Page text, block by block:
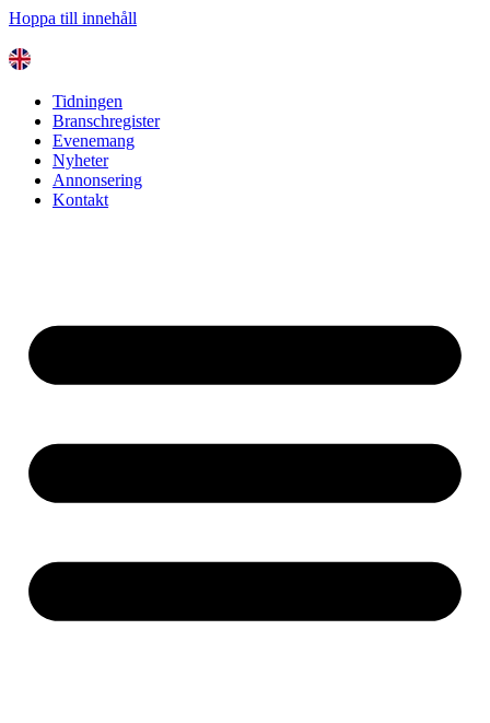
Hoppa till innehåll
Tidningen
Branschregister
Evenemang
Nyheter
Annonsering
Kontakt